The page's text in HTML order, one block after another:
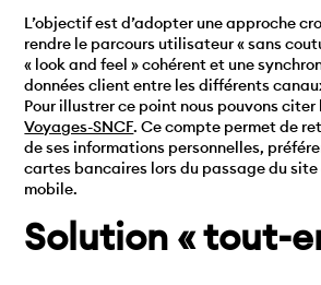
L’objectif est d’adopter une approche
rendre le parcours utilisateur « sans
« look and feel » cohérent et une
données client entre les différents
Pour illustrer ce point nous pouvons
Voyages-SNCF. Ce compte permet de
de ses informations personnelles,
cartes bancaires lors du passage du
mobile.
Solution « tout-